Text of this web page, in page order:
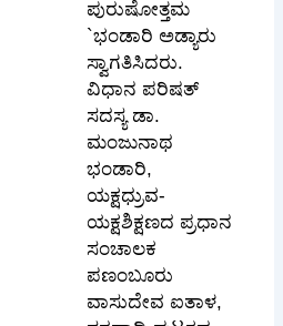
ಪುರುಷೋತ್ತಮ
`ಭಂಡಾರಿ ಅಡ್ಯಾರು
ಸ್ವಾಗತಿಸಿದರು.
ವಿಧಾನ ಪರಿಷತ್
ಸದಸ್ಯ ಡಾ.
ಮಂಜುನಾಥ
ಭಂಡಾರಿ,
ಯಕ್ಷಧ್ರುವ-
ಯಕ್ಷಶಿಕ್ಷಣದ ಪ್ರಧಾನ
ಸಂಚಾಲಕ
ಪಣಂಬೂರು
ವಾಸುದೇವ ಐತಾಳ,